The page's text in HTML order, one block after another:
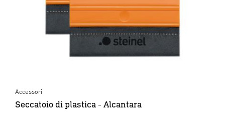
Accessori
Seccatoio di plastica - Alcantara